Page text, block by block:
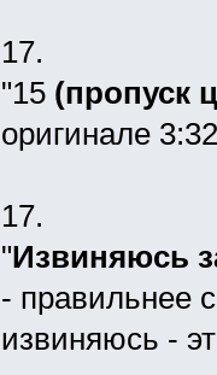
17.
"15 (пропуск
оригинале
17.
"Извиняюсь
- правильнее
извиняюсь -